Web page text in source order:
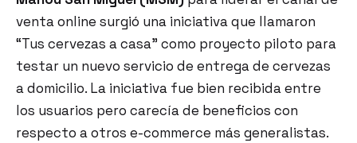
venta online surgió una iniciativa que llamaron
“Tus cervezas a casa” como proyecto piloto para
testar un nuevo servicio de entrega de cervezas
a domicilio. La iniciativa fue bien recibida entre
los usuarios pero carecía de beneficios con
respecto a otros e-commerce más generalistas.